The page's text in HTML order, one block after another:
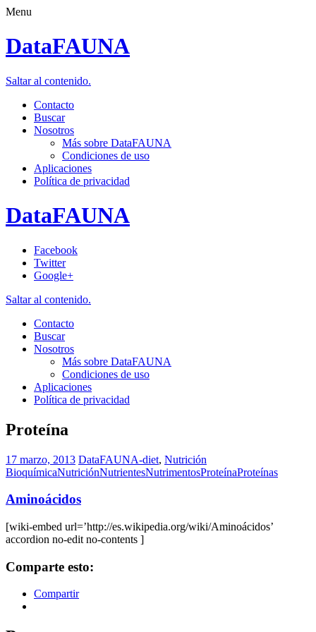
Menu
DataFAUNA
Saltar al contenido.
Contacto
Buscar
Nosotros
Más sobre DataFAUNA
Condiciones de uso
Aplicaciones
Política de privacidad
DataFAUNA
Facebook
Twitter
Google+
Saltar al contenido.
Contacto
Buscar
Nosotros
Más sobre DataFAUNA
Condiciones de uso
Aplicaciones
Política de privacidad
Proteína
17 marzo, 2013 DataFAUNA-diet, Nutrición
BioquímicaNutriciónNutrientesNutrimentosProteínaProteínas
Aminoácidos
[wiki-embed url=’http://es.wikipedia.org/wiki/Aminoácidos’
accordion no-edit no-contents ]
Comparte esto:
Compartir